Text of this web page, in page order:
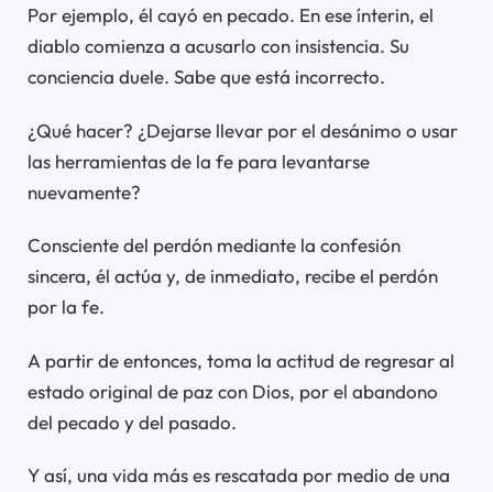
Por ejemplo, él cayó en pecado. En ese ínterin, el
diablo comienza a acusarlo con insistencia. Su
conciencia duele. Sabe que está incorrecto.
¿Qué hacer? ¿Dejarse llevar por el desánimo o usar
las herramientas de la fe para levantarse
nuevamente?
Consciente del perdón mediante la confesión
sincera, él actúa y, de inmediato, recibe el perdón
por la fe.
A partir de entonces, toma la actitud de regresar al
estado original de paz con Dios, por el abandono
del pecado y del pasado.
Y así, una vida más es rescatada por medio de una